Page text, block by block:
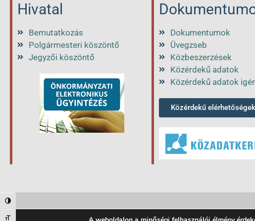
Hivatal
Bemutatkozás
Polgármesteri köszöntő
Jegyzői köszöntő
Dokumentumok
Üvegzseb
Közbeszerzések
Közérdekű adatok
Közérdekű adatok
Közérdekű elérhetőségek
Nagy kontraszt váltása